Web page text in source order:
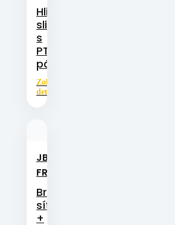
Hliníková
slitina
s
PTFE
páskou
Zobrazit
detail
JBM-
FR
Bronzová
síťka
+